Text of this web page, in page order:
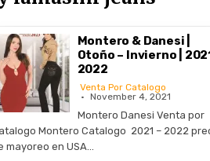
Montero & Danesi |
Otoño – Invierno |
2022
Venta Por Catalogo
November 4, 2021
Montero Danesi Venta por
Montero Catalogo 2021 – 2022
mayoreo en USA…